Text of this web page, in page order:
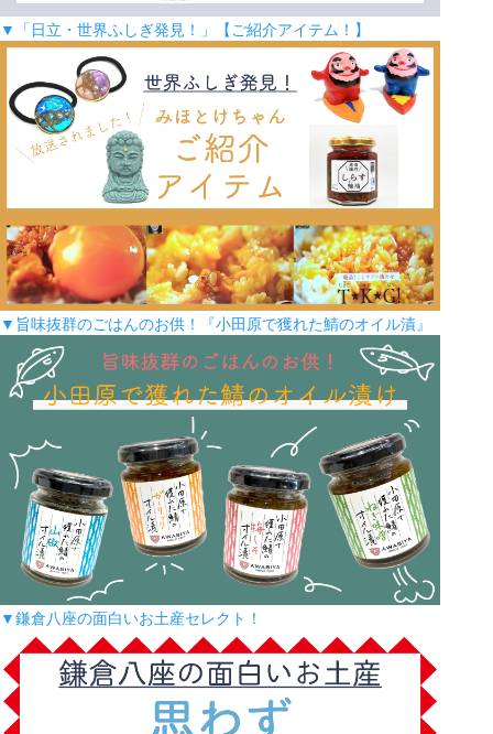
▼「日立・世界ふしぎ発見！」【ご紹介アイテム！】
▼旨味抜群のごはんのお供！『小田原で獲れた鯖のオイル漬』
▼鎌倉八座の面白いお土産セレクト！